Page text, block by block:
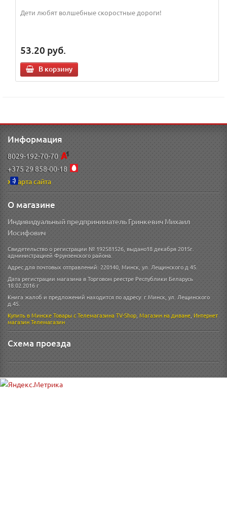
Дети любят волшебные скоростные дороги!
53.20 руб.
В корзину
Информация
8029-192-70-70
+375 29 858-00-18
Карта сайта
О магазине
Индивидуальный предприниматель Гринкевич Михаил
Иосифович
Свидетельство о регистрации № 192581526, выдано18 декабря 2015г.
администрацией Фрунзенского района.
Адрес для почтовых отправлений: 220140, Минск, ул. Лещинского д 45.
Дата регистрации магазина в Торговом реестре Республики Беларусь
18.02.2016 г
Книга жалоб и предложений находится по адресу: г.Минск, ул. Лещинского
д.45.
Купить в МинскеТовары с Телемагазина TV-Shop,Магазин на диване,Интернет
магазинТелемагазин
Схема проезда